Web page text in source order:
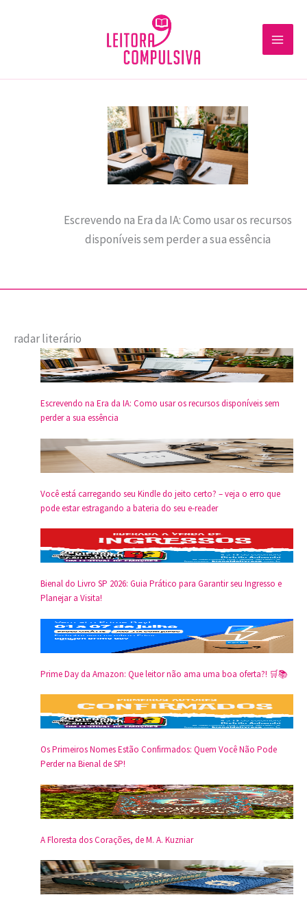
Escrevendo na Era da IA: Como usar os recursos
disponíveis sem perder a sua essência
radar literário
Escrevendo na Era da IA: Como usar os recursos disponíveis sem
perder a sua essência
Você está carregando seu Kindle do jeito certo? – veja o erro que
pode estar estragando a bateria do seu e-reader
Bienal do Livro SP 2026: Guia Prático para Garantir seu Ingresso e
Planejar a Visita!
Prime Day da Amazon: Que leitor não ama uma boa oferta?! 🛒📚
Os Primeiros Nomes Estão Confirmados: Quem Você Não Pode
Perder na Bienal de SP!
A Floresta dos Corações, de M. A. Kuzniar